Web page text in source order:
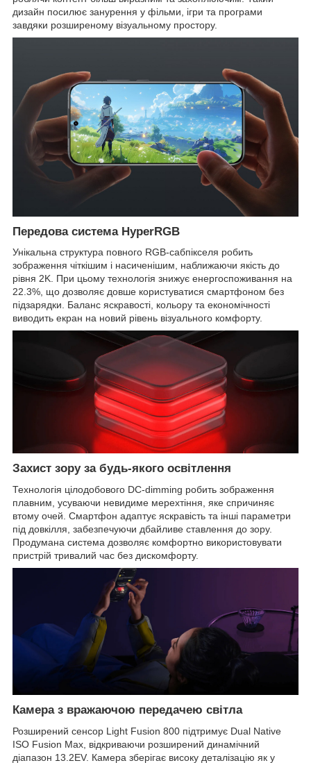
дизайн посилює занурення у фільми, ігри та програми
завдяки розширеному візуальному простору.
Передова система HyperRGB
Унікальна структура повного RGB-сабпікселя робить
зображення чіткішим і насиченішим, наближаючи якість до
рівня 2K. При цьому технологія знижує енергоспоживання на
22.3%, що дозволяє довше користуватися смартфоном без
підзарядки. Баланс яскравості, кольору та економічності
виводить екран на новий рівень візуального комфорту.
Захист зору за будь-якого освітлення
Технологія цілодобового DC-dimming робить зображення
плавним, усуваючи невидиме мерехтіння, яке спричиняє
втому очей. Смартфон адаптує яскравість та інші параметри
під довкілля, забезпечуючи дбайливе ставлення до зору.
Продумана система дозволяє комфортно використовувати
пристрій тривалий час без дискомфорту.
Камера з вражаючою передачею світла
Розширений сенсор Light Fusion 800 підтримує Dual Native
ISO Fusion Max, відкриваючи розширений динамічний
діапазон 13.2EV. Камера зберігає високу деталізацію як у